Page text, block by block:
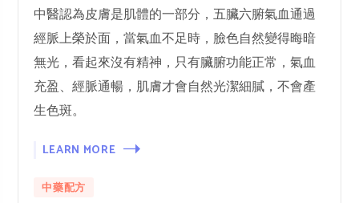
中醫認為皮膚是肌體的一部分，五臟六腑氣血通過
經脈上榮於面，當氣血不足時，臉色自然變得晦暗
無光，看起來沒有精神，只有臟腑功能正常，氣血
充盈、經脈通暢，肌膚才會自然光潔細膩，不會產
生色斑。
LEARN MORE
中藥配方